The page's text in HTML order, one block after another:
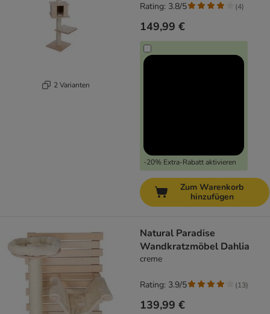
2 Varianten
149,99 €
-20% Extra-Rabatt aktivieren
Rating: 3.8/5 (4)
Zum Warenkorb
hinzufügen
Natural Paradise
Wandkratzmöbel Dahlia
creme
139,99 €
Rating: 3.9/5 (13)